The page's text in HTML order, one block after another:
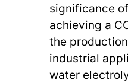
significance
achieving a
the
industrial
water